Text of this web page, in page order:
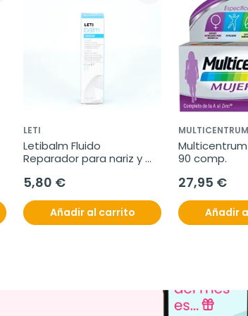
LETI
Letibalm Fluido
Reparador para nariz y
5,80 €
Añadir al carrito
MULTICENTRUM
90 comp.
27,95 €
Añadir